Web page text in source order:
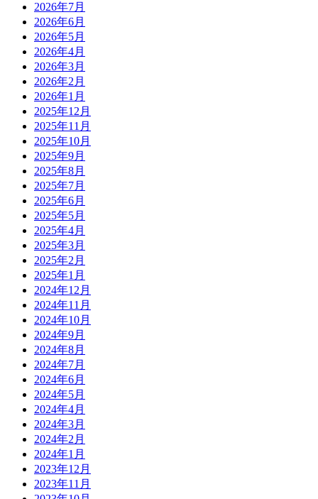
2026年7月
2026年6月
2026年5月
2026年4月
2026年3月
2026年2月
2026年1月
2025年12月
2025年11月
2025年10月
2025年9月
2025年8月
2025年7月
2025年6月
2025年5月
2025年4月
2025年3月
2025年2月
2025年1月
2024年12月
2024年11月
2024年10月
2024年9月
2024年8月
2024年7月
2024年6月
2024年5月
2024年4月
2024年3月
2024年2月
2024年1月
2023年12月
2023年11月